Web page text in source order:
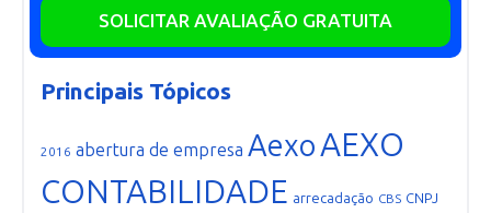
SOLICITAR AVALIAÇÃO GRATUITA
Principais Tópicos
2016 abertura de empresa AexoAEXO
CONTABILIDADE arrecadação CBS CNPJ